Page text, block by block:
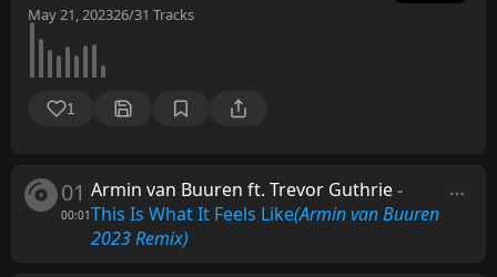
May 21, 202326/31 Tracks
1
01
00:01
Armin van Buuren ft. Trevor Guthrie-
This Is What It Feels Like(Armin van Buuren
2023 Remix)